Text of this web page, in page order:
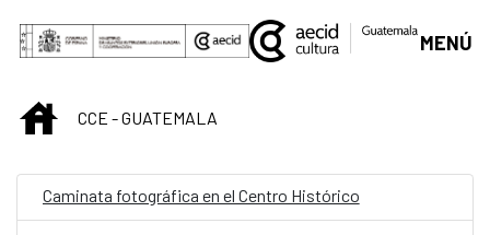
Saltar al contenido principal
MENÚ
INICIOCCE - GUATEMALA
Caminata fotográfica en el Centro Histórico